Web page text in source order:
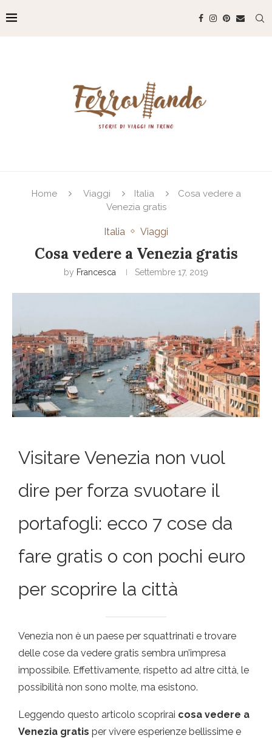
Home Viaggi Italia
Cosa vedere a
Venezia gratis
Italia Viaggi
Cosa vedere a Venezia gratis
by Francesca Settembre 17, 2019
Visitare Venezia non vuol
dire per forza svuotare il
portafogli: ecco 7 cose da
fare gratis o con pochi euro
per scoprire la città
Venezia non è un paese per squattrinati e trovare
delle cose da vedere gratis sembra un’impresa
impossibile. Effettivamente, rispetto ad altre città, le
possibilità non sono molte, ma esistono.
Leggendo questo articolo scoprirai cosa vedere a
Venezia gratis per vivere esperienze bellissime e